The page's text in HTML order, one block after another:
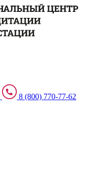
8 (800) 770-77-62